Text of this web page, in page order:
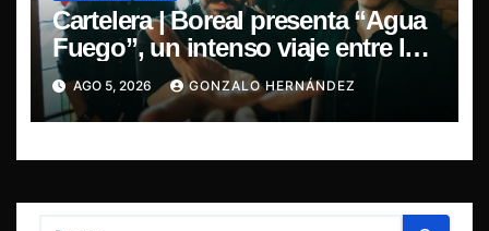
Cartelera | Boreal presenta “Agua
Fuego”, un intenso viaje entre la
pasión y la desilusión
AGO 5, 2026 GONZALO HERNÁNDEZ